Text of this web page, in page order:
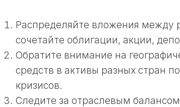
Распределяйте вложения между
сочетайте облигации, акции,
Обратите внимание на
средств в активы разных стран
кризисов.
Следите за отраслевым